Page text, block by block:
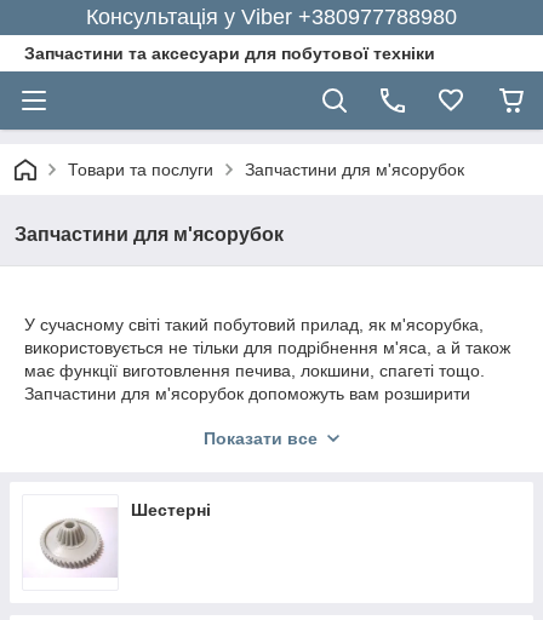
Консультація у Viber +380977788980
Запчастини та аксесуари для побутової техніки
Товари та послуги Запчастини для м'ясорубок
Запчастини для м'ясорубок
У сучасному світі такий побутовий прилад, як м'ясорубка,
використовується не тільки для подрібнення м'яса, а й також
має функції виготовлення печива, локшини, спагеті тощо.
Запчастини для м'ясорубок допоможуть вам розширити
На жаль, жоден побутовий прилад не довговічний і рано чи
пізно час дасть про себе знати. Однак не поспішайте
Показати все
Шестерні